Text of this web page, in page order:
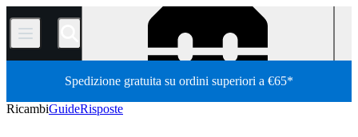
/
Spedizione gratuita su ordini superiori a €65*
RicambiGuideRisposte